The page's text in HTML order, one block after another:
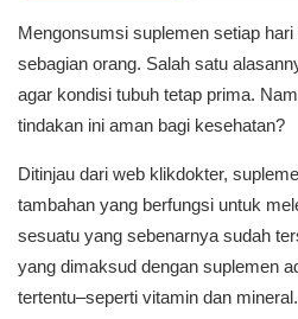
Mengonsumsi suplemen setiap
sebagian orang. Salah satu
agar kondisi tubuh tetap prima.
tindakan ini aman bagi kesehatan?
Ditinjau dari web klikdokter,
tambahan yang berfungsi untuk
sesuatu yang sebenarnya sudah
yang dimaksud dengan suplemen
tertentu–seperti vitamin dan mineral.